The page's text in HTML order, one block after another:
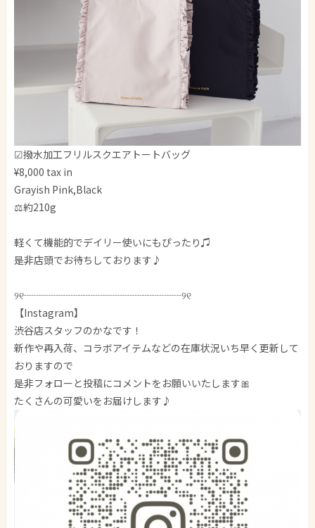
☑撥水加工フリルスクエアトートバッグ
¥8,000 tax in
Grayish Pink,Black
⚖️約210g
軽くて機能的でデイリー使いにもぴったり♫
是非店頭でお待ちしております♪
୨୧┈┈┈┈┈┈┈┈┈┈┈┈┈┈┈┈୨୧
【Instagram】
渋谷店スタッフのかなです！
新作や再入荷、コラボアイテムなどの在庫状況いち早く更新して
おりますので
是非フォローと投稿にコメントをお願いいたします🎀
たくさんの可愛いをお届けします♪